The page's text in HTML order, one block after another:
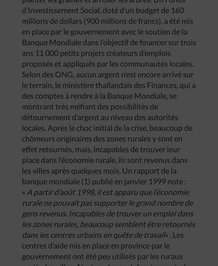
d’Investissement Social, doté d’un budget de 160
millions de dollars (900 millions de francs), a été mis
en place par le gouvernement avec le soutien de la
Banque Mondiale dans l’objectif de financer sur trois
ans 11 000 petits projets créateurs d’emplois
proposés et appliqués par les communautés locales.
Selon des ONG, aucun argent n’est encore arrivé sur
le terrain, le ministère thaïlandais des Finances, qui a
des comptes à rendre à la Banque Mondiale, se
montrant très méfiant des possibilités de
détournement d’argent au niveau des autorités
locales. Après le choc initial de la crise, beaucoup de
chômeurs originaires des zones rurales y sont en
effet retournés, mais, incapables de trouver leur
place dans l’économie rurale, ils sont revenus dans
les villes après quelques mois. Un rapport de la
banque mondiale (1) publié en janvier 1999 note :
« A partir d’août 1998, il est apparu que l’économie
rurale ne pouvait pas supporter le grand nombre de
gens revenus. Incapables de trouver un emploi dans
les zones rurales, beaucoup semblent être retournés
dans les centres urbains en quête de travail« . Les
centres d’aide mis en place en province par le
gouvernement ont été peu utilisés par les ruraux